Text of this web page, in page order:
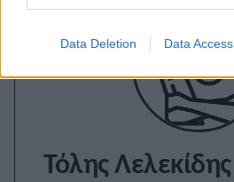
Data Deletion Data Access
Τόλης Λελεκίδης